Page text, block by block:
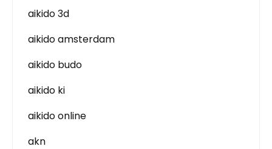
aikido 3d
aikido amsterdam
aikido budo
aikido ki
aikido online
akn